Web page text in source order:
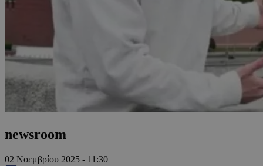
newsroom
02 Νοεμβρίου 2025 - 11:30